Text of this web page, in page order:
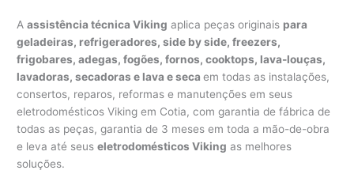
Aassistência técnica Viking aplica peças originais para
geladeiras, refrigeradores, side by side, freezers,
frigobares, adegas, fogões, fornos, cooktops, lava-louças,
lavadoras, secadoras e lava e secaem todas as instalações,
consertos, reparos, reformas e manutenções em seus
eletrodomésticos Viking em Cotia, com garantia de fábrica de
todas as peças, garantia de 3 meses em toda a mão-de-obra
e leva até seuseletrodomésticos Viking as melhores
soluções.